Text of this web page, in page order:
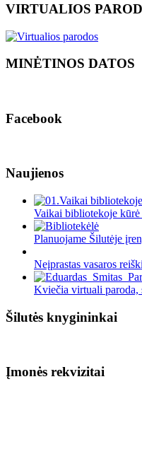
VIRTUALIOS
MINĖTINOS DATOS
Facebook
Naujienos
Vaikai bibliotekoje kūrė
Planuojame Šilutėje
Neįprastas vasaros
Kviečia virtuali paroda,
Šilutės knygininkai
Įmonės rekvizitai